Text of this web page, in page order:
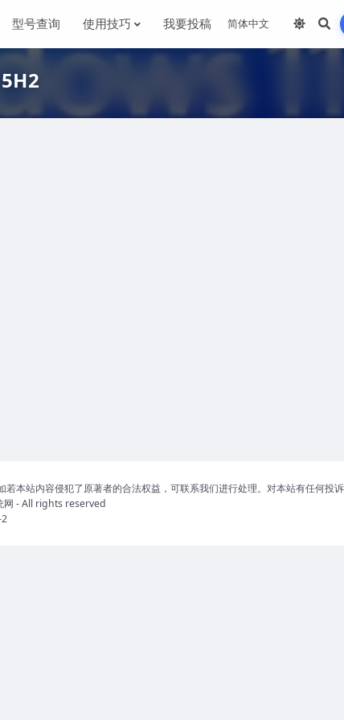
型号查询 使用技巧 我要投稿
本站内容侵犯了原著者的合法权益，可联系我们进行处理。对本站有任何投
网 - All rights reserved